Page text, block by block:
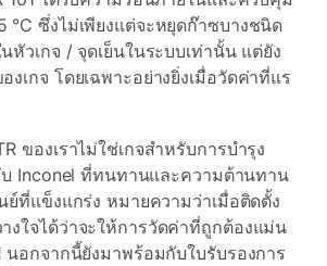
ซึ่งไม่เพียงแต่จะหยุดก๊าซบางชนิด
หัวเกจ / จุดเย็นในระบบเท่านั้น แต่ยัง
เกจ โดยเฉพาะอย่างยิ่งเมื่อวัดค่าที่แร
ของเราไม่ใช่เกจสําหรับการบํารุง
บ Inconel ที่ทนทานและความต้านทาน
ย์ที่แข็งแกร่ง หมายความว่าเมื่อติดตั้ง
งใจได้ว่าจะให้การวัดค่าที่ถูกต้องแม่น
นอกจากนี้ยังมาพร้อมกับใบรับรองการ